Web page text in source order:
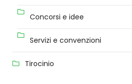
Concorsi e idee
Servizi e convenzioni
Tirocinio